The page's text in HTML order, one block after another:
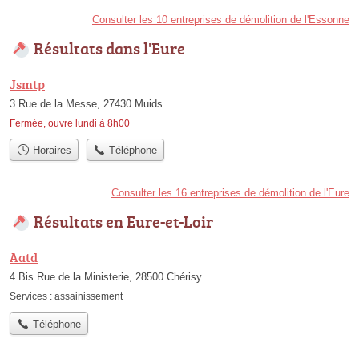
Consulter les 10 entreprises de démolition de l'Essonne
Résultats dans l'Eure
Jsmtp
3 Rue de la Messe, 27430 Muids
Fermée, ouvre lundi à 8h00
Horaires Téléphone
Consulter les 16 entreprises de démolition de l'Eure
Résultats en Eure-et-Loir
Aatd
4 Bis Rue de la Ministerie, 28500 Chérisy
Services : assainissement
Téléphone